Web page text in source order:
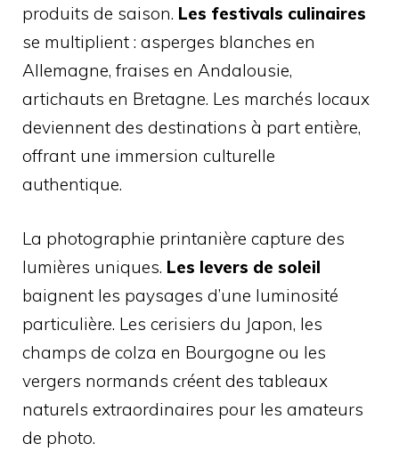
produits de saison. Les festivals culinaires
se multiplient : asperges blanches en
Allemagne, fraises en Andalousie,
artichauts en Bretagne. Les marchés locaux
deviennent des destinations à part entière,
offrant une immersion culturelle
authentique.
La photographie printanière capture des
lumières uniques. Les levers de soleil
baignent les paysages d’une luminosité
particulière. Les cerisiers du Japon, les
champs de colza en Bourgogne ou les
vergers normands créent des tableaux
naturels extraordinaires pour les amateurs
de photo.